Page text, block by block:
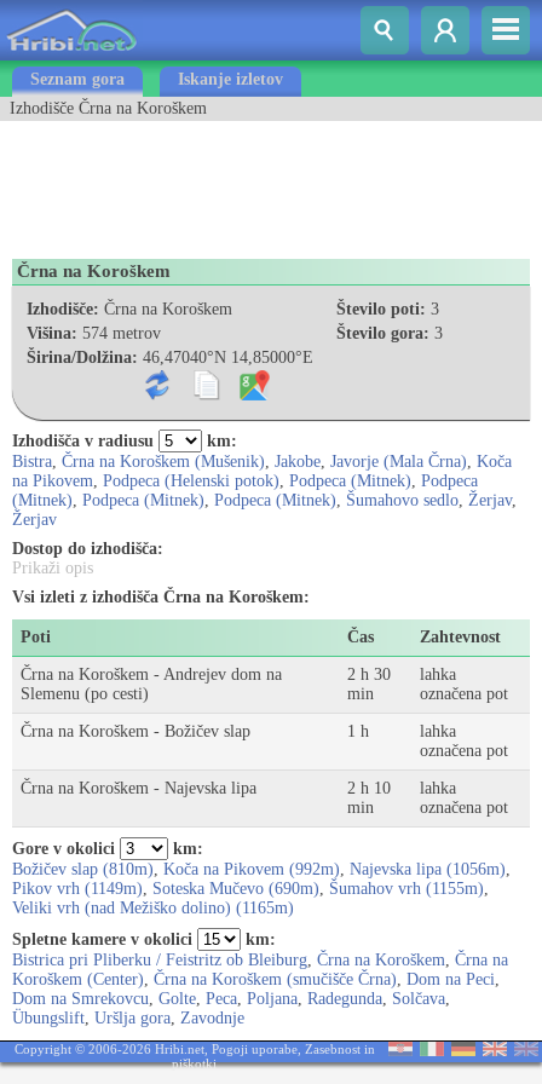
Seznam gora
Iskanje izletov
Izhodišče Črna na Koroškem
Črna na Koroškem
Izhodišče: Črna na Koroškem
Višina: 574 metrov
Širina/Dolžina: 46,47040°N 14,85000°E
Število poti: 3
Število gora: 3
Izhodišča v radiusu
km:
Bistra, Črna na Koroškem (Mušenik), Jakobe, Javorje (Mala Črna), Koča
na Pikovem, Podpeca (Helenski potok), Podpeca (Mitnek), Podpeca
(Mitnek), Podpeca (Mitnek), Podpeca (Mitnek), Šumahovo sedlo, Žerjav,
Žerjav
Dostop do izhodišča:
Prikaži opis
Vsi izleti z izhodišča Črna na Koroškem:
Poti Čas Zahtevnost
Črna na Koroškem - Andrejev dom na
Slemenu (po cesti)
2 h 30
min
lahka
označena pot
Črna na Koroškem - Božičev slap 1 h
lahka
označena pot
Črna na Koroškem - Najevska lipa
2 h 10
min
lahka
označena pot
Gore v okolici
km:
Božičev slap (810m), Koča na Pikovem (992m), Najevska lipa (1056m),
Pikov vrh (1149m), Soteska Mučevo (690m), Šumahov vrh (1155m),
Veliki vrh (nad Mežiško dolino) (1165m)
Spletne kamere v okolici
km:
Bistrica pri Pliberku / Feistritz ob Bleiburg, Črna na Koroškem, Črna na
Koroškem (Center), Črna na Koroškem (smučišče Črna), Dom na Peci,
Dom na Smrekovcu, Golte, Peca, Poljana, Radegunda, Solčava,
Übungslift, Uršlja gora, Zavodnje
Copyright © 2006-2026 Hribi.net, Pogoji uporabe, Zasebnost in
piškotki